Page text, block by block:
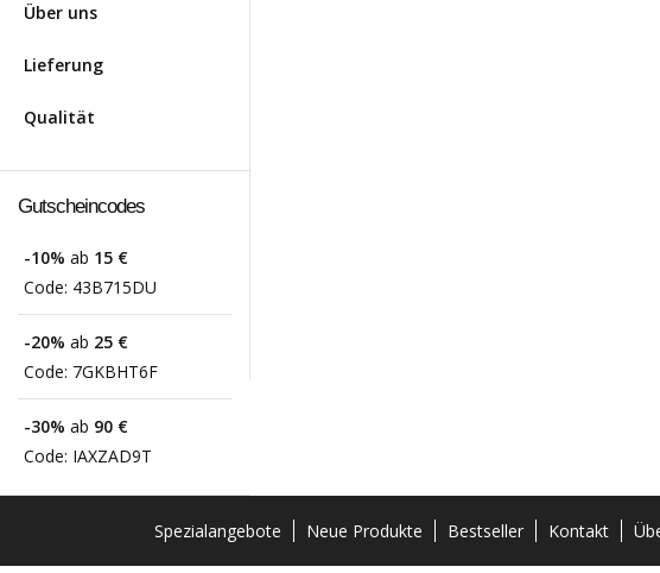
Über uns
Lieferung
Qualität
Gutscheincodes
-10% ab 15 €
Code: 43B715DU
-20% ab 25 €
Code: 7GKBHT6F
-30% ab 90 €
Code: IAXZAD9T
Spezialangebote Neue Produkte Bestseller Kontakt